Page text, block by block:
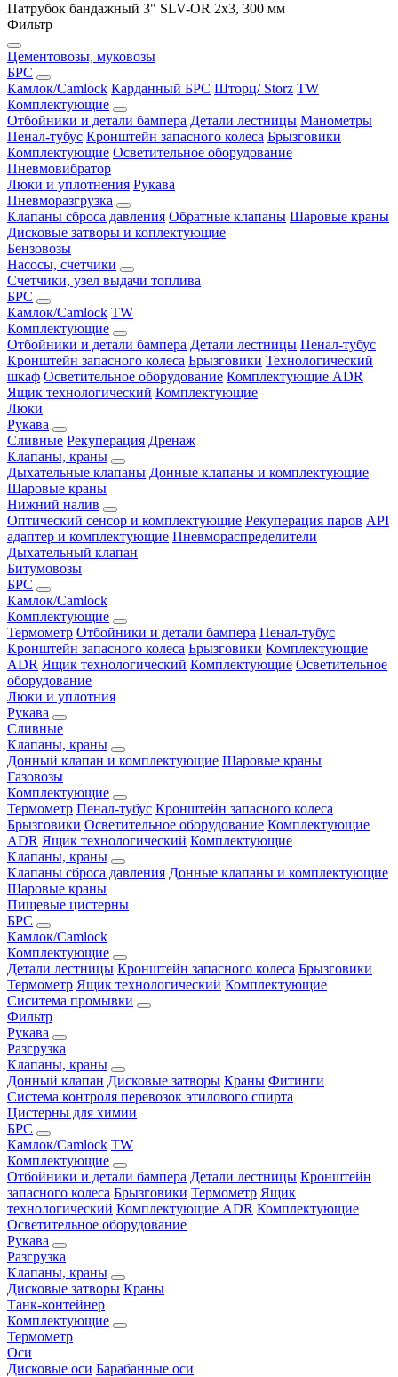
Патрубок бандажный 3" SLV-OR 2x3, 300 мм
Фильтр
Цементовозы, муковозы
БРС
Камлок/Camlock Карданный БРС Шторц/ Storz TW
Комплектующие
Отбойники и детали бампера Детали лестницы Манометры
Пенал-тубус Кронштейн запасного колеса Брызговики
Комплектующие Осветительное оборудование
Пневмовибратор
Люки и уплотнения Рукава
Пневморазгрузка
Клапаны сброса давления Обратные клапаны Шаровые краны
Дисковые затворы и коплектующие
Бензовозы
Насосы, счетчики
Счетчики, узел выдачи топлива
БРС
Камлок/Camlock TW
Комплектующие
Отбойники и детали бампера Детали лестницы Пенал-тубус
Кронштейн запасного колеса Брызговики Технологический
шкаф Осветительное оборудование Комплектующие ADR
Ящик технологический Комплектующие
Люки
Рукава
Сливные Рекуперация Дренаж
Клапаны, краны
Дыхательные клапаны Донные клапаны и комплектующие
Шаровые краны
Нижний налив
Оптический сенсор и комплектующие Рекуперация паров API
адаптер и комплектующие Пневмораспределители
Дыхательный клапан
Битумовозы
БРС
Камлок/Camlock
Комплектующие
Термометр Отбойники и детали бампера Пенал-тубус
Кронштейн запасного колеса Брызговики Комплектующие
ADR Ящик технологический Комплектующие Осветительное
оборудование
Люки и уплотния
Рукава
Сливные
Клапаны, краны
Донный клапан и комплектующие Шаровые краны
Газовозы
Комплектующие
Термометр Пенал-тубус Кронштейн запасного колеса
Брызговики Осветительное оборудование Комплектующие
ADR Ящик технологический Комплектующие
Клапаны, краны
Клапаны сброса давления Донные клапаны и комплектующие
Шаровые краны
Пищевые цистерны
БРС
Камлок/Camlock
Комплектующие
Детали лестницы Кронштейн запасного колеса Брызговики
Термометр Ящик технологический Комплектующие
Сиситема промывки
Фильтр
Рукава
Разгрузка
Клапаны, краны
Донный клапан Дисковые затворы Краны Фитинги
Система контроля перевозок этилового спирта
Цистерны для химии
БРС
Камлок/Camlock TW
Комплектующие
Отбойники и детали бампера Детали лестницы Кронштейн
запасного колеса Брызговики Термометр Ящик
технологический Комплектующие ADR Комплектующие
Осветительное оборудование
Рукава
Разгрузка
Клапаны, краны
Дисковые затворы Краны
Танк-контейнер
Комплектующие
Термометр
Оси
Дисковые оси Барабанные оси